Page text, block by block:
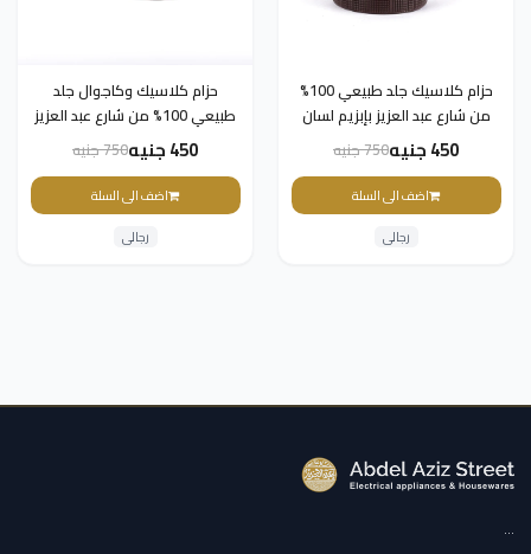
حزام كلاسيك جلد طبيعي 100%
من شارع عبد العزيز بإبزيم لسان
معدني للرجال من Dolce &
Gabbana–بني داكن - 130سم
450 جنيه 750 جنيه
اضف الى السلة
رجالى
حزام كلاسيك وكاجوال جلد
طبيعي 100% من شارع عبد العزيز
بإبزيم لسان معدني للرجال من
130سم
450 جنيه 750 جنيه
اضف الى السلة
رجالى
...